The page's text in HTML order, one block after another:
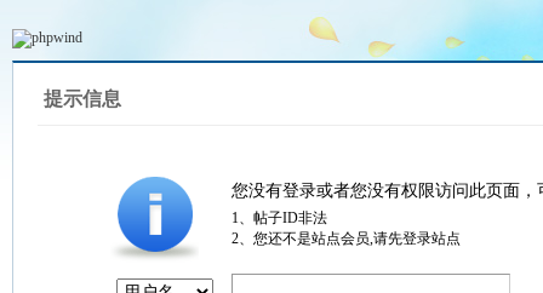
提示信息
您没有登录或者您没有权限访问此页面
1、帖子ID非法
2、您还不是站点会员,请先登录站点